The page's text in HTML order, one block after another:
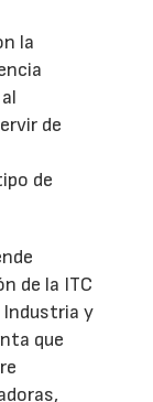
la
de
de
de la ITC
Industria y
que